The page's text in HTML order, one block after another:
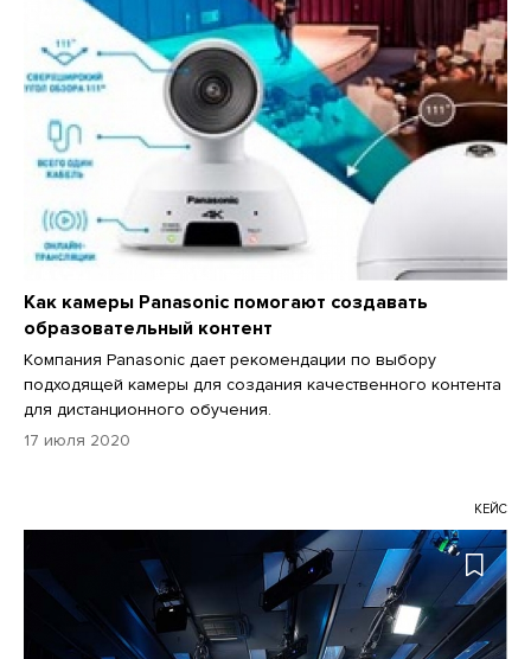
Как камеры Panasonic помогают создавать
образовательный контент
Компания Panasonic дает рекомендации по выбору
подходящей камеры для создания качественного контента
для дистанционного обучения.
17 июля 2020
КЕЙС